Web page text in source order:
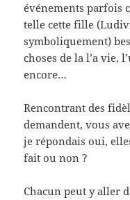
événements parfois
telle cette fille
symboliquement)
choses de la l’a vie,
encore…
Rencontrant des
demandent, vous
je répondais oui,
fait ou non ?
Chacun peut y aller